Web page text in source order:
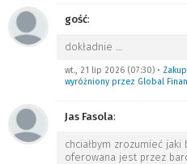
gość:
dokładnie …
wt., 21 lip 2026 (07:30) •
wyróżniony przez Global
Jas Fasola:
chciałbym zrozumieć jaki
oferowana jest przez